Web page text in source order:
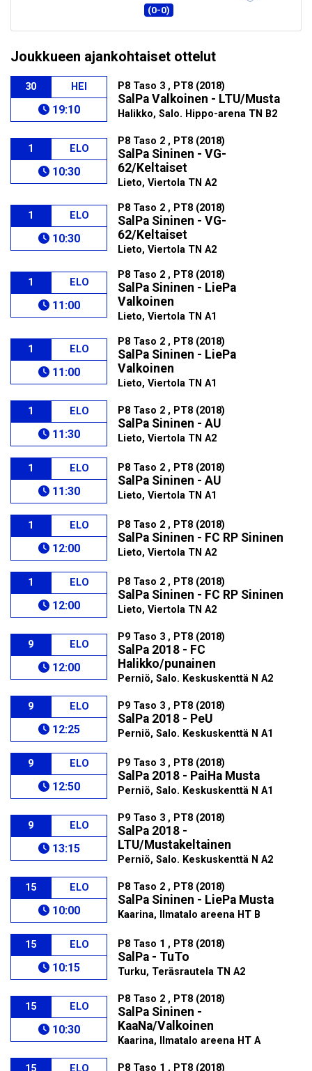
(0-0)
Joukkueen ajankohtaiset ottelut
30 HEI
19:10
P8 Taso 3 , PT8 (2018)
SalPa Valkoinen - LTU/Musta
Halikko, Salo. Hippo-arena TN B2
1 ELO
10:30
P8 Taso 2 , PT8 (2018)
SalPa Sininen - VG-
62/Keltaiset
Lieto, Viertola TN A2
1 ELO
10:30
P8 Taso 2 , PT8 (2018)
SalPa Sininen - VG-
62/Keltaiset
Lieto, Viertola TN A2
1 ELO
11:00
P8 Taso 2 , PT8 (2018)
SalPa Sininen - LiePa
Valkoinen
Lieto, Viertola TN A1
1 ELO
11:00
P8 Taso 2 , PT8 (2018)
SalPa Sininen - LiePa
Valkoinen
Lieto, Viertola TN A1
1 ELO
11:30
P8 Taso 2 , PT8 (2018)
SalPa Sininen - AU
Lieto, Viertola TN A2
1 ELO
11:30
P8 Taso 2 , PT8 (2018)
SalPa Sininen - AU
Lieto, Viertola TN A1
1 ELO
12:00
P8 Taso 2 , PT8 (2018)
SalPa Sininen - FC RP Sininen
Lieto, Viertola TN A2
1 ELO
12:00
P8 Taso 2 , PT8 (2018)
SalPa Sininen - FC RP Sininen
Lieto, Viertola TN A2
9 ELO
12:00
P9 Taso 3 , PT8 (2018)
SalPa 2018 - FC
Halikko/punainen
Perniö, Salo. Keskuskenttä N A2
9 ELO
12:25
P9 Taso 3 , PT8 (2018)
SalPa 2018 - PeU
Perniö, Salo. Keskuskenttä N A1
9 ELO
12:50
P9 Taso 3 , PT8 (2018)
SalPa 2018 - PaiHa Musta
Perniö, Salo. Keskuskenttä N A1
9 ELO
13:15
P9 Taso 3 , PT8 (2018)
SalPa 2018 -
LTU/Mustakeltainen
Perniö, Salo. Keskuskenttä N A2
15 ELO
10:00
P8 Taso 2 , PT8 (2018)
SalPa Sininen - LiePa Musta
Kaarina, Ilmatalo areena HT B
15 ELO
10:15
P8 Taso 1 , PT8 (2018)
SalPa - TuTo
Turku, Teräsrautela TN A2
15 ELO
10:30
P8 Taso 2 , PT8 (2018)
SalPa Sininen -
KaaNa/Valkoinen
Kaarina, Ilmatalo areena HT A
P8 Taso 1 , PT8 (2018)